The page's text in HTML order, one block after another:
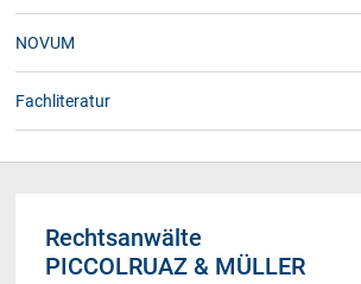
NOVUM
Fachliteratur
Rechtsanwälte
PICCOLRUAZ & MÜLLER